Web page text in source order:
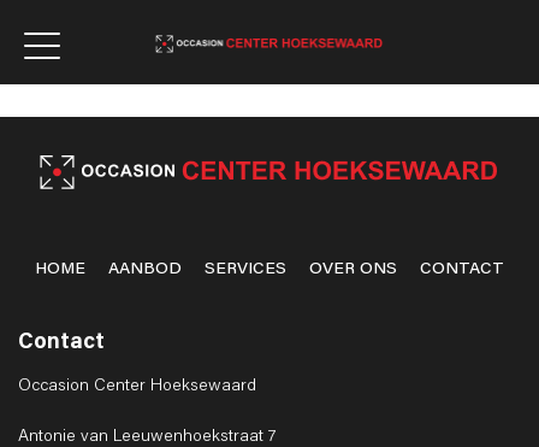
HOME AANBOD SERVICES OVER ONS CONTACT
Contact
Occasion Center Hoeksewaard
Antonie van Leeuwenhoekstraat 7